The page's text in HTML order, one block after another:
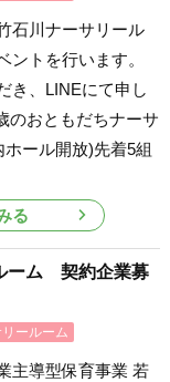
石川ナーサリール
ントを行います。
き、LINEにて申し
のおともだちナーサ
ール開放)先着5組
る
ーム 契約企業募
ールーム
導型保育事業 若